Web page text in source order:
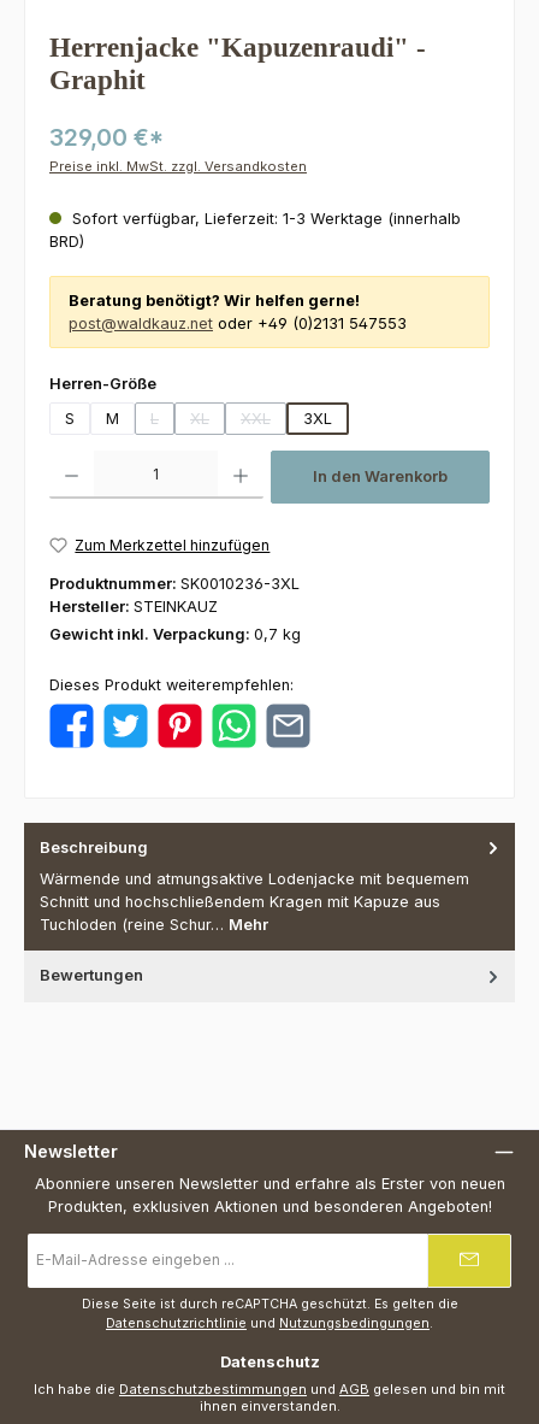
Herrenjacke "Kapuzenraudi" -
Graphit
329,00 €*
Preise inkl. MwSt. zzgl. Versandkosten
Sofort verfügbar, Lieferzeit: 1-3 Werktage (innerhalb
BRD)
Beratung benötigt? Wir helfen gerne!
post@waldkauz.net oder +49 (0)2131 547553
Herren-Größeauswählen
S
M L
(Diese Option ist zurzeit nicht verfügbar.)
XL
(Diese Option ist zurzeit nicht verfügbar.)
XXL
(Diese Option ist zurzeit nicht verfügbar.)
3XL
In den Warenkorb
Zum Merkzettel hinzufügen
Produktnummer: SK0010236-3XL
Hersteller: STEINKAUZ
Gewicht inkl. Verpackung: 0,7 kg
Dieses Produkt weiterempfehlen:
Beschreibung
Wärmende und atmungsaktive Lodenjacke mit bequemem
Schnitt und hochschließendem Kragen mit Kapuze aus
Tuchloden (reine Schur… Mehr
Bewertungen
Newsletter
Abonniere unseren Newsletter und erfahre als Erster von neuen
Produkten, exklusiven Aktionen und besonderen Angeboten!
Mail-
Adresse
Diese Seite ist durch reCAPTCHA geschützt. Es gelten die
Datenschutzrichtlinie und Nutzungsbedingungen.
Datenschutz
Ich habe die Datenschutzbestimmungen und AGB gelesen und bin mit
ihnen einverstanden.